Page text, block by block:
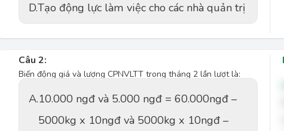
D.Tạo động lực làm việc cho các nhà quản trị
Câu 2:
Biến động giá và lượng CPNVLTT trong tháng 2 lần lượt là:
A.10.000 ngđ và 5.000 ngđ = 60.000ngđ –
5000kg x 10ngđ và 5000kg x 10ngđ –